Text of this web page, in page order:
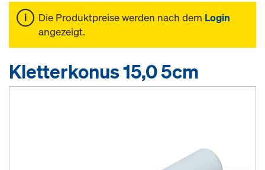
Die Produktpreise werden nach dem Login
angezeigt.
Kletterkonus 15,0 5cm